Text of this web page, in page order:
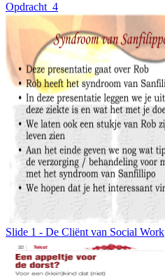
Opdracht_4
Slide 1 - De Cliënt van Social Work